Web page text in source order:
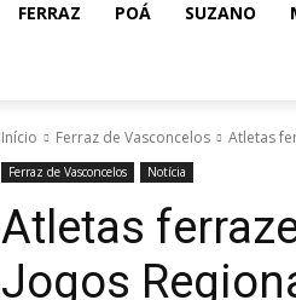
FERRAZ POÁ SUZANO
Início Ferraz de Vasconcelos Atletas
Ferraz de Vasconcelos Notícia
Atletas
Jogos